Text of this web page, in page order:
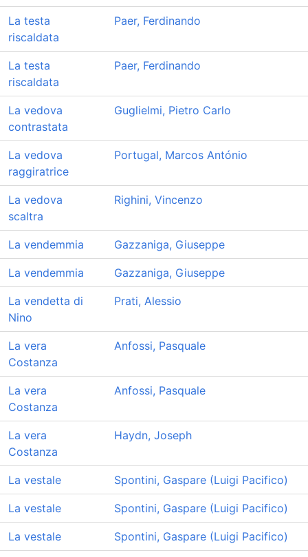
La testa
riscaldata
Paer, Ferdinando
La testa
riscaldata
Paer, Ferdinando
La vedova
contrastata
Guglielmi, Pietro Carlo
La vedova
raggiratrice
Portugal, Marcos António
La vedova
scaltra
Righini, Vincenzo
La vendemmia Gazzaniga, Giuseppe
La vendemmia Gazzaniga, Giuseppe
La vendetta di
Nino
Prati, Alessio
La vera
Costanza
Anfossi, Pasquale
La vera
Costanza
Anfossi, Pasquale
La vera
Costanza
Haydn, Joseph
La vestale Spontini, Gaspare (Luigi Pacifico)
La vestale Spontini, Gaspare (Luigi Pacifico)
La vestale Spontini, Gaspare (Luigi Pacifico)